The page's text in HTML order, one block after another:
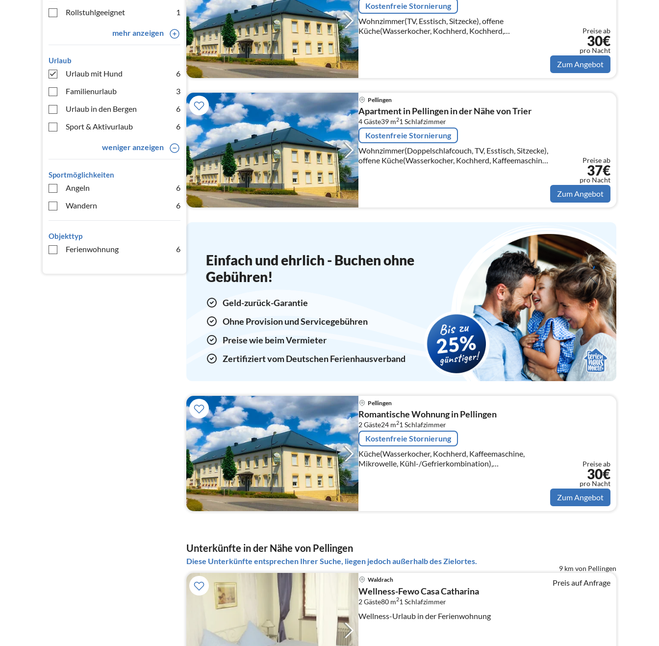
Rollstuhlgeeignet
1
mehr anzeigen
Urlaub
Urlaub mit Hund
6
Familienurlaub
3
Urlaub in den Bergen
6
Sport & Aktivurlaub
6
weniger anzeigen
Sportmöglichkeiten
Angeln
6
Wandern
6
Objekttyp
Ferienwohnung 6
Kostenfreie Stornierung
Wohnzimmer(TV, Esstisch, Sitzecke), offene
Küche(Wasserkocher, Kochherd, Kochherd,
Kaffeemaschine, Mikrowelle, Kühlschrank),
Schlafzimmer(Doppelbett oder 2 Einzelbetten)
Preise ab
30€
pro Nacht
Zum Angebot
Pellingen
Apartment in Pellingen in der Nähe von Trier
4 Gäste39 m21 Schlafzimmer
Kostenfreie Stornierung
Wohnzimmer(Doppelschlafcouch, TV, Esstisch, Sitzecke),
offene Küche(Wasserkocher, Kochherd, Kaffeemaschine,
Mikrowelle, Kühlschrank), Schlafzimmer(Doppelbett
oder 2 Einzelbetten)
Preise ab
37€
pro Nacht
Zum Angebot
Einfach und ehrlich - Buchen ohne
Gebühren!
Geld-zurück-Garantie
Ohne Provision und Servicegebühren
Preise wie beim Vermieter
Zertifiziert vom Deutschen Ferienhausverband
Pellingen
Romantische Wohnung in Pellingen
2 Gäste24 m21Schlafzimmer
Kostenfreie Stornierung
Küche(Wasserkocher, Kochherd, Kaffeemaschine,
Mikrowelle, Kühl-/Gefrierkombination),
Wohn-/Schlafzimmer(Einzelbett, Einzelbett, TV, Esstisch,
Sitzecke)
Preise ab
30€
pro Nacht
Zum Angebot
Unterkünfte in der Nähe von Pellingen
Diese Unterkünfte entsprechen Ihrer Suche, liegen jedoch außerhalb des Zielortes.
9 km von Pellingen
Waldrach
Wellness-Fewo Casa Catharina
2 Gäste80 m21 Schlafzimmer
Wellness-Urlaub in der Ferienwohnung
Preis auf Anfrage